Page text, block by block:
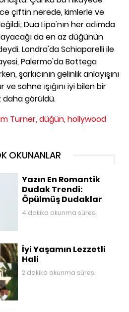
çiftin nerede, kimlerle ve
Dua Lipa'nın her adımda
da en az düğünün
Londra'da Schiaparelli ile
Palermo'da Bottega
şarkıcının gelinlik anlayışını
sahne ışığını iyi bilen bir
daha görüldü.
Turner,düğün,hollywood
OKUNANLAR
Yazın En Romantik
Dudak Trendi:
Öpülmüş Dudaklar
4 dakika okunma süresi
İyi Yaşamın Lezzetli
Hali
2 dakika okunma süresi